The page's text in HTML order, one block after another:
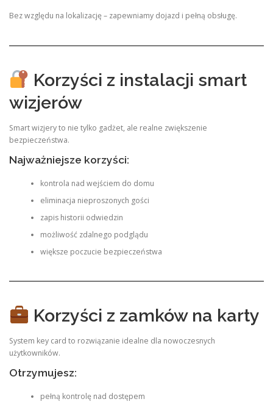
Bez względu na lokalizację – zapewniamy dojazd i pełną obsługę.
Korzyści z instalacji smart
wizjerów
Smart wizjery to nie tylko gadżet, ale realne zwiększenie
bezpieczeństwa.
Najważniejsze korzyści:
kontrola nad wejściem do domu
eliminacja nieproszonych gości
zapis historii odwiedzin
możliwość zdalnego podglądu
większe poczucie bezpieczeństwa
Korzyści z zamków na karty
System key card to rozwiązanie idealne dla nowoczesnych
użytkowników.
Otrzymujesz:
pełną kontrolę nad dostępem